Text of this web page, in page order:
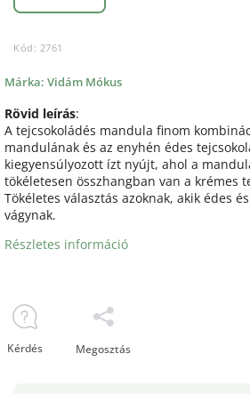
Kód: 2761
Márka: Vidám Mókus
Rövid leírás:
A tejcsokoládés mandula finom
mandulának és az enyhén édes
kiegyensúlyozott ízt nyújt, ahol a
tökéletesen összhangban van a krémes
Tökéletes választás azoknak, akik édes
vágynak.
Részletes információ
Kérdés Megosztás